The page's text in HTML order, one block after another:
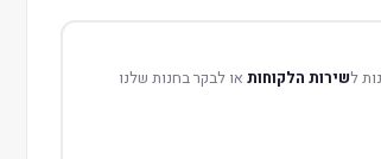
לשירות הלקוחותאו לבקר בחנות שלנו